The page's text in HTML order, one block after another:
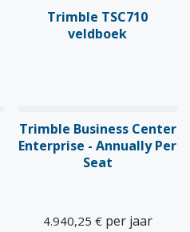
Nieuw!
Trimble TSC710
veldboek
Trimble Business Center
Enterprise - Annually Per
Seat
4.940,25 € per jaar